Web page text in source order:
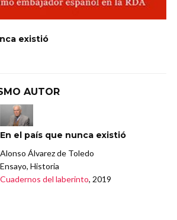
existió
AUTOR
En el país que nunca existió
Alonso Álvarez de Toledo
Ensayo, Historia
Cuadernos del laberinto, 2019